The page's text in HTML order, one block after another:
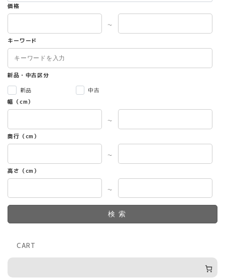
価格
～
キーワード
新品・中古区分
新品
中古
幅（cm）
～
奥行（cm）
～
高さ（cm）
～
検索
CART